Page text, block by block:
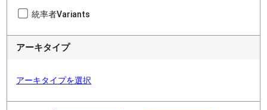
統率者Variants
アーキタイプ
アーキタイプを選択